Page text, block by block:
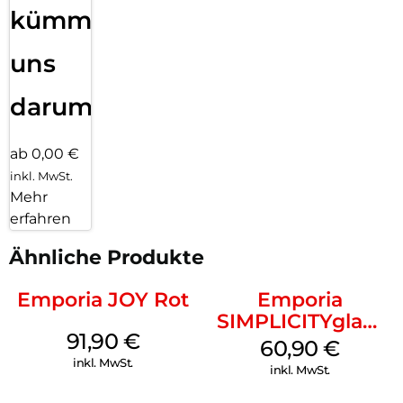
kümmern
uns
darum!
ab 0,00 €
inkl. MwSt.
Mehr
erfahren
Ähnliche Produkte
Emporia JOY Rot
91,90 €
inkl. MwSt.
Emporia
SIMPLICITYglam
Weiss
60,90€
inkl. MwSt.